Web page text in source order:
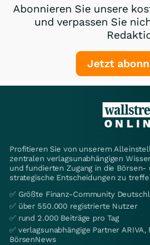
Abonnieren Sie unsere
und verpassen Sie
Jetzt
Profitieren Sie von unserem
zentralen verlagsunabhängigen
und fundierten Zugang in die
strategische Entscheidungen zu
✅ Größte Finanz-Community
✅ über 550.000 registrierte Nutzer
✅ rund 2.000 Beiträge pro Tag
✅ verlagsunabhängige Partner
BörsenNews